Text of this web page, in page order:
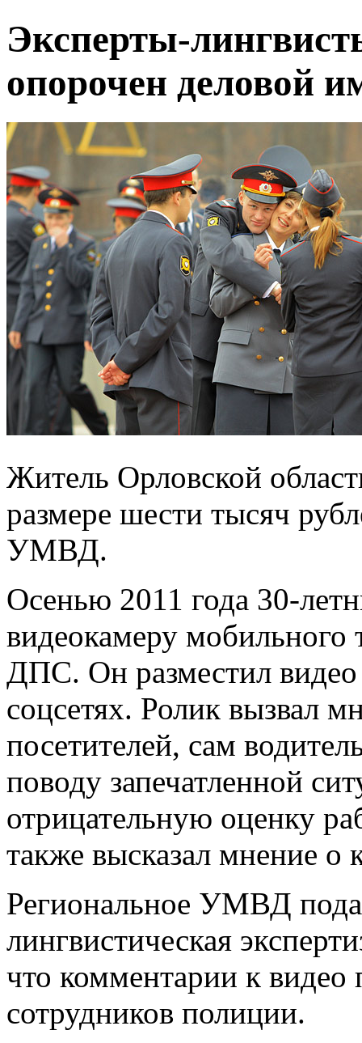
Эксперты-
опорочен деловой
Житель Орловской
размере шести тысяч
УМВД.
Осенью 2011 года 30-
видеокамеру мобильного
ДПС. Он разместил видео
соцсетях. Ролик вызвал
посетителей, сам
поводу запечатленной
отрицательную оценку
также высказал мнение о
Региональное УМВД
лингвистическая
что комментарии к
сотрудников полиции.